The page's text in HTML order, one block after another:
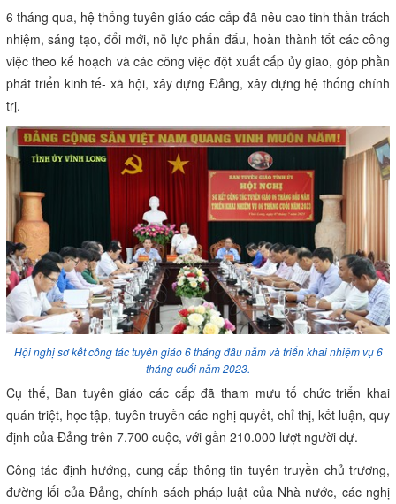
6 tháng qua, hệ thống tuyên giáo các cấp đã nêu cao tinh thần trách
nhiệm, sáng tạo, đổi mới, nỗ lực phấn đấu, hoàn thành tốt các công
việc theo kế hoạch và các công việc đột xuất cấp ủy giao, góp phần
phát triển kinh tế- xã hội, xây dựng Đảng, xây dựng hệ thống chính
trị.
Hội nghị sơ kết công tác tuyên giáo 6 tháng đầu năm và triển khai nhiệm vụ 6
tháng cuối năm 2023.
Cụ thể, Ban tuyên giáo các cấp đã tham mưu tổ chức triển khai
quán triệt, học tập, tuyên truyền các nghị quyết, chỉ thị, kết luận, quy
định của Đảng trên 7.700 cuộc, với gần 210.000 lượt người dự.
Công tác định hướng, cung cấp thông tin tuyên truyền chủ trương,
đường lối của Đảng, chính sách pháp luật của Nhà nước, các nghị